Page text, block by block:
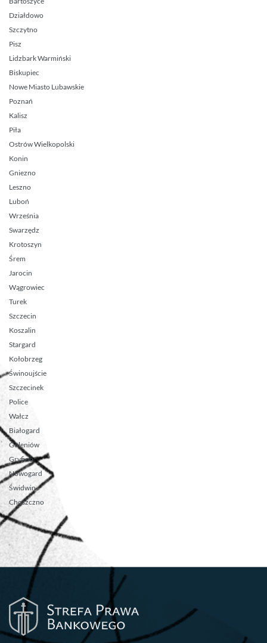
Działdowo
Szczytno
Pisz
Lidzbark Warmiński
Biskupiec
Nowe Miasto Lubawskie
Poznań
Kalisz
Piła
Ostrów Wielkopolski
Konin
Gniezno
Leszno
Luboń
Września
Swarzędz
Krotoszyn
Śrem
Jarocin
Wągrowiec
Turek
Szczecin
Koszalin
Stargard
Kołobrzeg
Świnoujście
Szczecinek
Police
Wałcz
Białogard
Goleniów
Gryfino
Nowogard
Świdwin
Choszczno